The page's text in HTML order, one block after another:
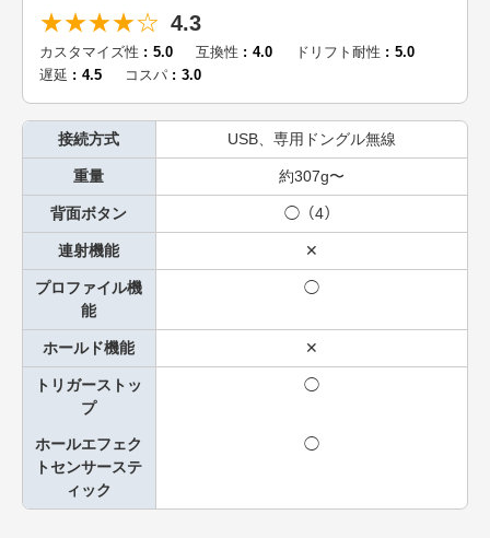
★★★★☆ 4.3
カスタマイズ性 5.0 互換性 4.0 ドリフト耐性
5.0
遅延
4.5 コスパ 3.0
接続方式 USB、専用ドングル無線
重量 約307g〜
背面ボタン ◯（4）
連射機能 ✕
プロファイル機
能
◯
ホールド機能 ✕
トリガーストッ
プ
◯
ホールエフェク
トセンサーステ
ィック
◯